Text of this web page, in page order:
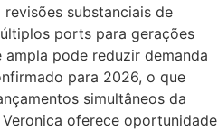
substanciais de
ports para gerações
pode reduzir demanda
para 2026, o que
simultâneos da
oferece oportunidade